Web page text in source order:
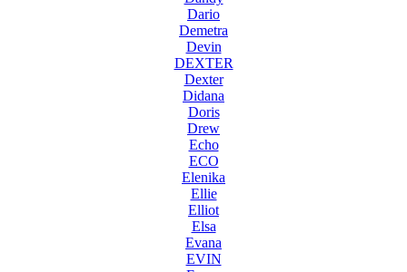
Dario
Demetra
Devin
DEXTER
Dexter
Didana
Doris
Drew
Echo
ECO
Elenika
Ellie
Elliot
Elsa
Evana
EVIN